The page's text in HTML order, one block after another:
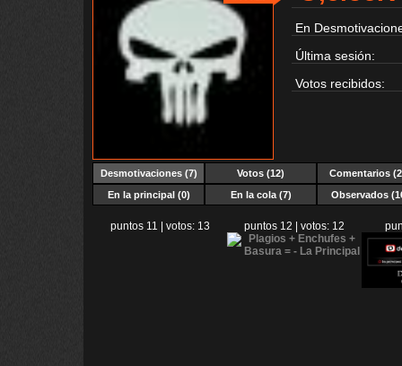
En
Última sesión:
Votos recibidos:
Desmotivaciones(7) Votos (12)
Comentarios
En la principal (0)
En la cola (7) Observados
puntos 11 | votos: 13 puntos 12 | votos: 12